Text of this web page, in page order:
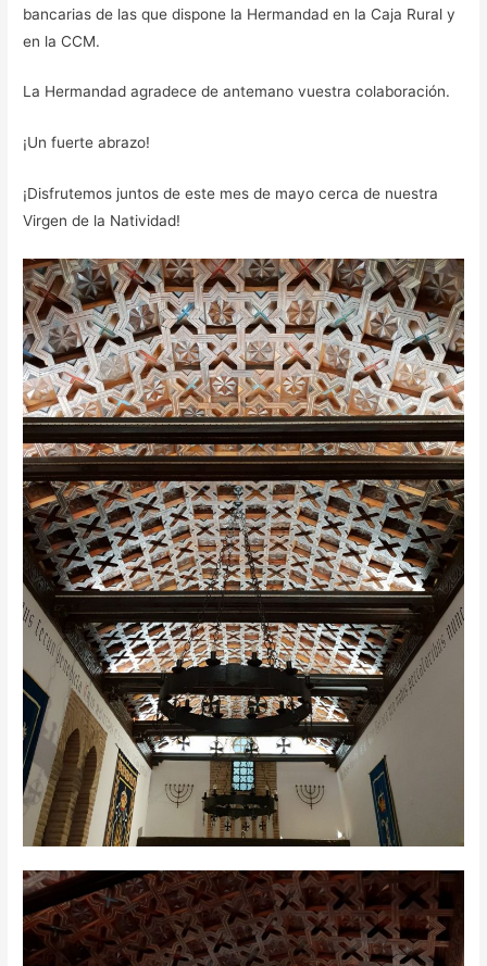
bancarias de las que dispone la Hermandad en la Caja Rural y
en la CCM.
La Hermandad agradece de antemano vuestra colaboración.
¡Un fuerte abrazo!
¡Disfrutemos juntos de este mes de mayo cerca de nuestra
Virgen de la Natividad!